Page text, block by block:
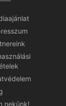
nekünk!